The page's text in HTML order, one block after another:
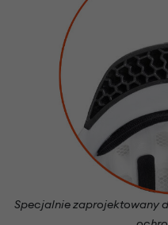
Specjalnie zaprojektowany